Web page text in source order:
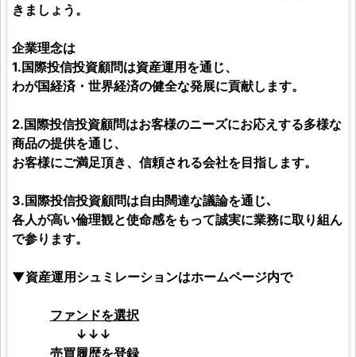
きましょう。
企業理念は
1. 国際投信投資顧問は資産運用を通じ、
わが国経済・世界経済の健全な発展に貢献します。
2. 国際投信投資顧問はお客様のニーズにお応えする多様な
商品の提供を通じ、
お客様にご満足頂き、信頼される会社を目指します。
3. 国際投信投資顧問は自由闊達な議論を通じ､
各人が高い倫理観と使命感をもって誠実に業務に取り組ん
で参ります。
▼資産運用シュミレーションはホームページ内で
ファンドを選択
↓↓↓
売買履歴を登録